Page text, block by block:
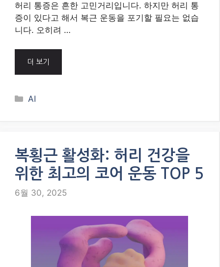
허리 통증은 흔한 고민거리입니다. 하지만 허리 통
증이 있다고 해서 복근 운동을 포기할 필요는 없습
니다. 오히려 …
더 보기
Categories
AI
복횡근 활성화: 허리 건강을
위한 최고의 코어 운동 TOP 5
6월 30, 2025